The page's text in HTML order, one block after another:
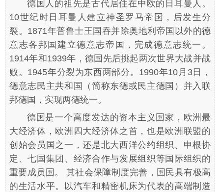
德国人的祖先是古代居住在中欧的日耳曼人。
10世纪时日耳曼人建立神圣罗马帝国，后发生分
裂。1871年普鲁士王国吞并除奥地利帝国以外的德
意志各邦国建立德意志帝国，完成德意志统一。
1914年和1939年，德国先后挑起两次世界大战并战
败。1945年分裂为东西两部分。1990年10月3日，
德意志民主共和国（简称东德或民主德国）并入联
邦德国，实现两德统一。
德国是一个高度发达的资本主义国家，欧洲最
大经济体，欧洲四大经济体之首，也是欧洲联盟的
创始会员国之一，还是北大西洋公约组织、申根协
定、七国集团、经济合作与发展组织等国际组织的
重要成员国。 其社会保障制度完善，国民具有极高
的生活水平。以汽车和精密机床为代表的高端制造